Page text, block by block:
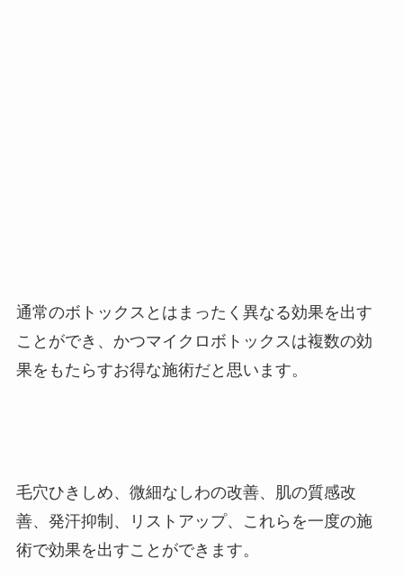
通常のボトックスとはまったく異なる効果を出す
ことができ、かつマイクロボトックスは複数の効
果をもたらすお得な施術だと思います。
毛穴ひきしめ、微細なしわの改善、肌の質感改
善、発汗抑制、リストアップ、これらを一度の施
術で効果を出すことができます。